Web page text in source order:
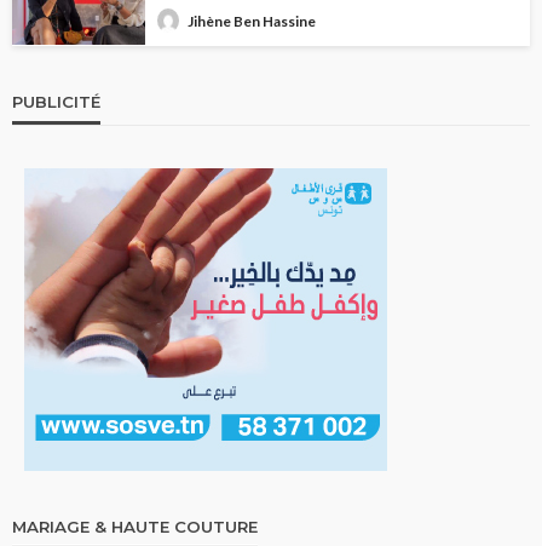
Tunisie
Jihène Ben Hassine
PUBLICITÉ
MARIAGE & HAUTE COUTURE